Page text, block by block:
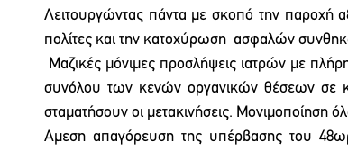
Λειτουργώντας πάντα με σκοπό την παροχή
πολίτες και την κατοχύρωση  ασφαλών
Μαζικές μόνιμες προσλήψεις ιατρών με
συνόλου των κενών οργανικών θέσεων σε
σταματήσουν οι μετακινήσεις. Μονιμοποίηση
Αμεση απαγόρευση της υπέρβασης του